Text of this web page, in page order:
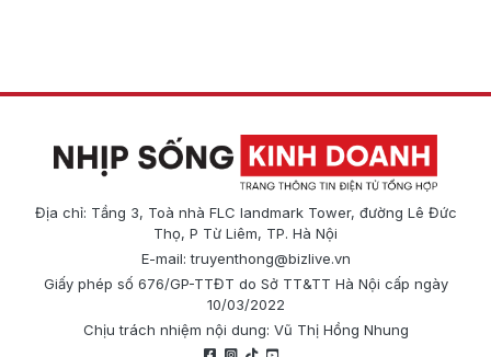
Địa chỉ: Tầng 3, Toà nhà FLC landmark Tower, đường Lê Đức
Thọ, P Từ Liêm, TP. Hà Nội
E-mail:truyenthong@bizlive.vn
Giấy phép số 676/GP-TTĐT do Sở TT&TT Hà Nội cấp ngày
10/03/2022
Chịu trách nhiệm nội dung: Vũ Thị Hồng Nhung